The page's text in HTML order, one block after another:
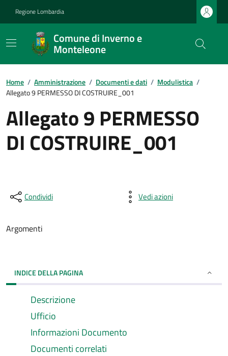
Regione Lombardia
Comune di Inverno e
Monteleone
Home / Amministrazione / Documenti e dati / Modulistica /
Allegato 9 PERMESSO DI COSTRUIRE_001
Allegato 9 PERMESSO
DI COSTRUIRE_001
Condividi Vedi azioni
Argomenti
INDICE DELLA PAGINA
Descrizione
Ufficio
Informazioni Documento
Documenti correlati